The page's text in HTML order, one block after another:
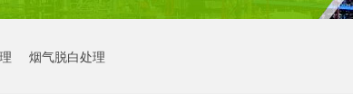
烟气脱白处理